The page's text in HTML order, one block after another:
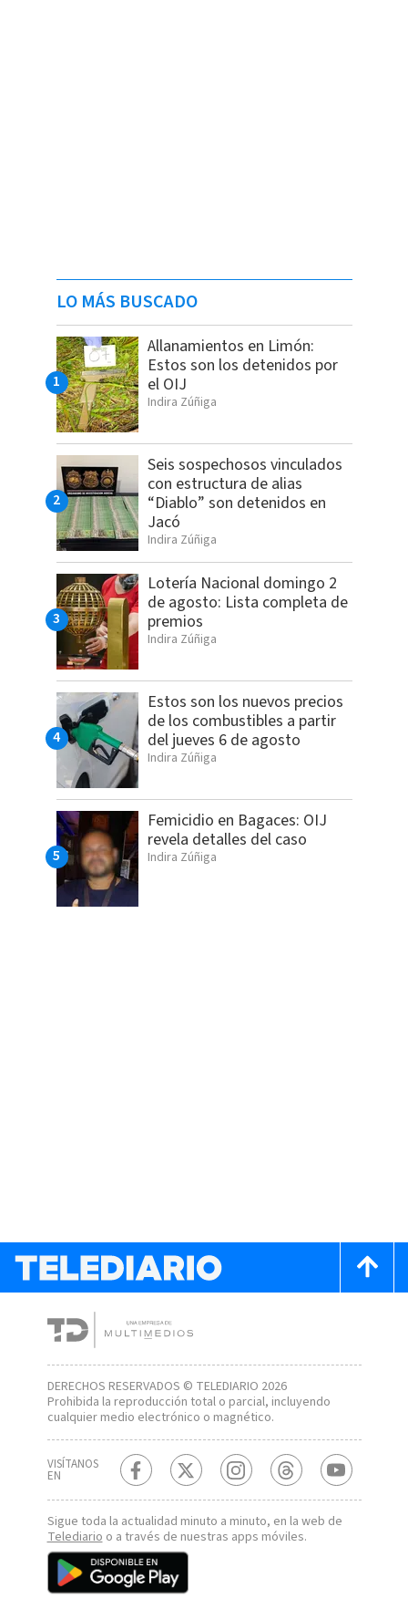
LO MÁS BUSCADO
Allanamientos en Limón:
Estos son los detenidos por
el OIJ
Indira Zúñiga
Seis sospechosos vinculados
con estructura de alias
“Diablo” son detenidos en
Jacó
Indira Zúñiga
Lotería Nacional domingo 2
de agosto: Lista completa de
premios
Indira Zúñiga
Estos son los nuevos precios
de los combustibles a partir
del jueves 6 de agosto
Indira Zúñiga
Femicidio en Bagaces: OIJ
revela detalles del caso
Indira Zúñiga
DERECHOS RESERVADOS © TELEDIARIO 2026
Prohibida la reproducción total o parcial, incluyendo
cualquier medio electrónico o magnético.
VISÍTANOS
EN
Sigue toda la actualidad minuto a minuto, en la web de
Telediarioo a través de nuestras apps móviles.